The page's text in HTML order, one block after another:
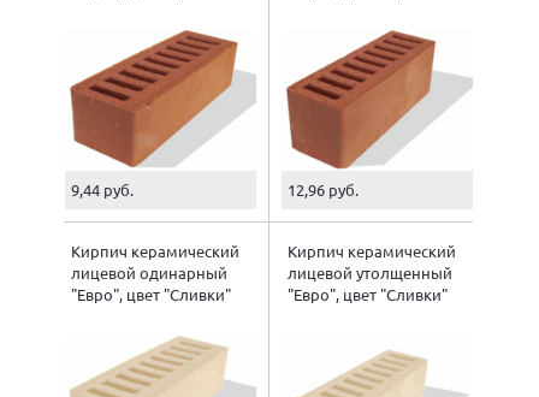
9,44 руб. 12,96 руб.
Кирпич керамический
лицевой одинарный
"Евро", цвет "Сливки"
Кирпич керамический
лицевой утолщенный
"Евро", цвет "Сливки"